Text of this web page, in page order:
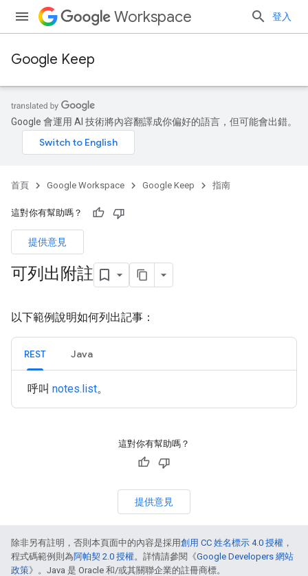
Workspace 登入
Google Keep
Google 會運用 AI 技術將內容翻譯成你偏好的語言，但可能會出錯。
首頁 Google Workspace Google Keep 指南
這對你有幫助嗎？
提供意見
可列出附註
以下範例說明如何列出記事：
REST Java
呼叫 notes.list。
這對你有幫助嗎？
提供意見
除非另有註明，否則本頁面中的內容是採用創用 CC 姓名標示 4.0 授權 ，
程式碼範例則為阿帕契 2.0 授權。詳情請參閱《Google Developers 網站
政策》。Java 是 Oracle 和/或其關聯企業的註冊商標。